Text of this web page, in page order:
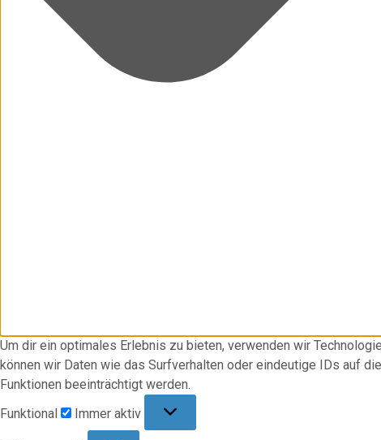
Um dir ein optimales Erlebnis zu bieten, verwenden wir
können wir Daten wie das Surfverhalten oder eindeutige IDs auf
Funktionen beeinträchtigt werden.
Funktional
Immer aktiv